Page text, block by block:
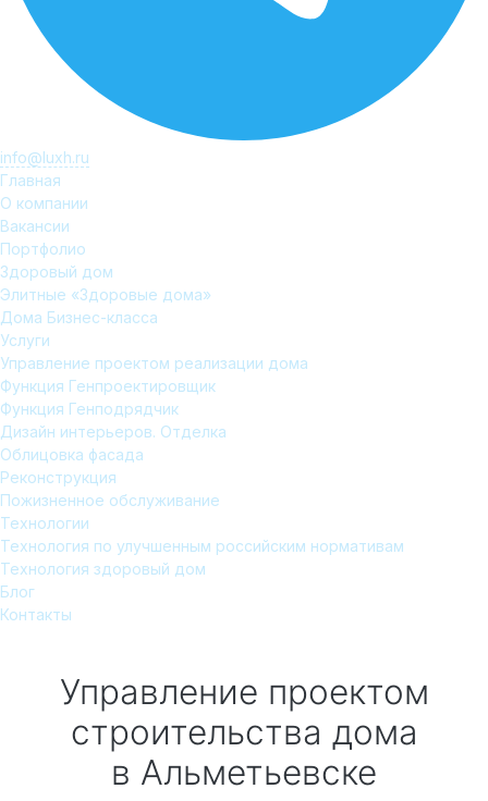
info@luxh.ru
Главная
О компании
Вакансии
Портфолио
Здоровый дом
Элитные «Здоровые дома»
Дома Бизнес-класса
Услуги
Управление проектом реализации дома
Функция Генпроектировщик
Функция Генподрядчик
Дизайн интерьеров. Отделка
Облицовка фасада
Реконструкция
Пожизненное обслуживание
Технологии
Технология по улучшенным российским нормативам
Технология здоровый дом
Блог
Контакты
Управление проектом
строительства дома
в Альметьевске